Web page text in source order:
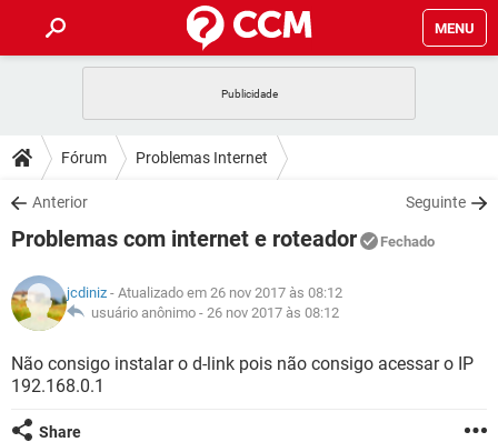
MENU
CELULAR FACEBOOK
OUTLOOK
INSTAGRAM GMAIL
GUIA DE COMPRAS
DICAS
JOGOS WHATSAPP
INSTAGRAM GMAIL
GUIA DE COMPRAS
DOWNLOADS
JOGOS WHATSAPP
CELULAR
OUTLOOK EXCEL
INSTAGRAM GMAIL
GUIA DE COMPRAS
JOGOS WHATSAPP
CELULAR
OUTLOOK EXCEL
GLOSSÁRIO
JOGOS WHATSAPP
CELULAR
OUTLOOK
Fórum Problemas Internet
Anterior Seguinte
Problemas com internet e roteador Fechado
jcdiniz - Atualizado em 26 nov 2017 às 08:12
usuário anônimo - 26 nov 2017 às 08:12
Não consigo instalar o d-link pois não consigo acessar o IP
192.168.0.1
Share